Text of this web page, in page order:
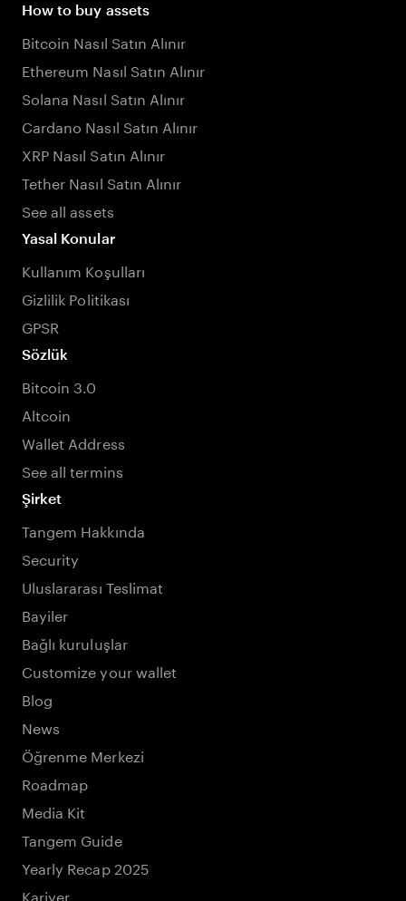
How to buy assets
Bitcoin Nasıl Satın Alınır
Ethereum Nasıl Satın Alınır
Solana Nasıl Satın Alınır
Cardano Nasıl Satın Alınır
XRP Nasıl Satın Alınır
Tether Nasıl Satın Alınır
See all assets
Yasal Konular
Kullanım Koşulları
Gizlilik Politikası
GPSR
Sözlük
Bitcoin 3.0
Altcoin
Wallet Address
See all termins
Şirket
Tangem Hakkında
Security
Uluslararası Teslimat
Bayiler
Bağlı kuruluşlar
Customize your wallet
Blog
News
Öğrenme Merkezi
Roadmap
Media Kit
Tangem Guide
Yearly Recap 2025
Kariyer